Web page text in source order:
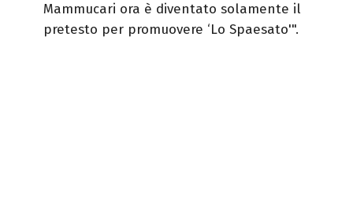
Mammucari ora è diventato solamente il
pretesto per promuovere ‘Lo Spaesato'".